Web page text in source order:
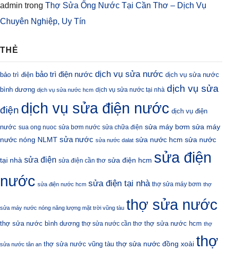
admin trong Thợ Sửa Ống Nước Tại Cần Thơ – Dịch Vụ
Chuyên Nghiệp, Uy Tín
THẺ
bảo trì điện bảo trì điện nước dịch vụ sửa nước dịch vụ sửa nước
bình dương dịch vụ sửa nước hcm dịch vụ sửa nước tại nhà dịch vụ sửa
điện dịch vụ sửa điện nước dịch vụ điện
nước sua ong nuoc sửa bơm nước sửa chữa điện sửa máy bơm sửa máy
nước nóng NLMT sửa nước sửa nước dalat sửa nước hcm sửa nước
tại nhà sửa điện sửa điện cần thơ sửa điện hcm sửa điện
nước sửa điện nước hcm sửa điện tại nhà thợ sửa máy bơm thợ
sửa máy nước nóng năng lượng mặt trời vũng tàu thợ sửa nước
thợ sửa nước bình dương thợ sửa nước cần thơ thợ sửa nước hcm thợ
sửa nước tân an thợ sửa nước vũng tàu thợ sửa nước đồng xoài thợ